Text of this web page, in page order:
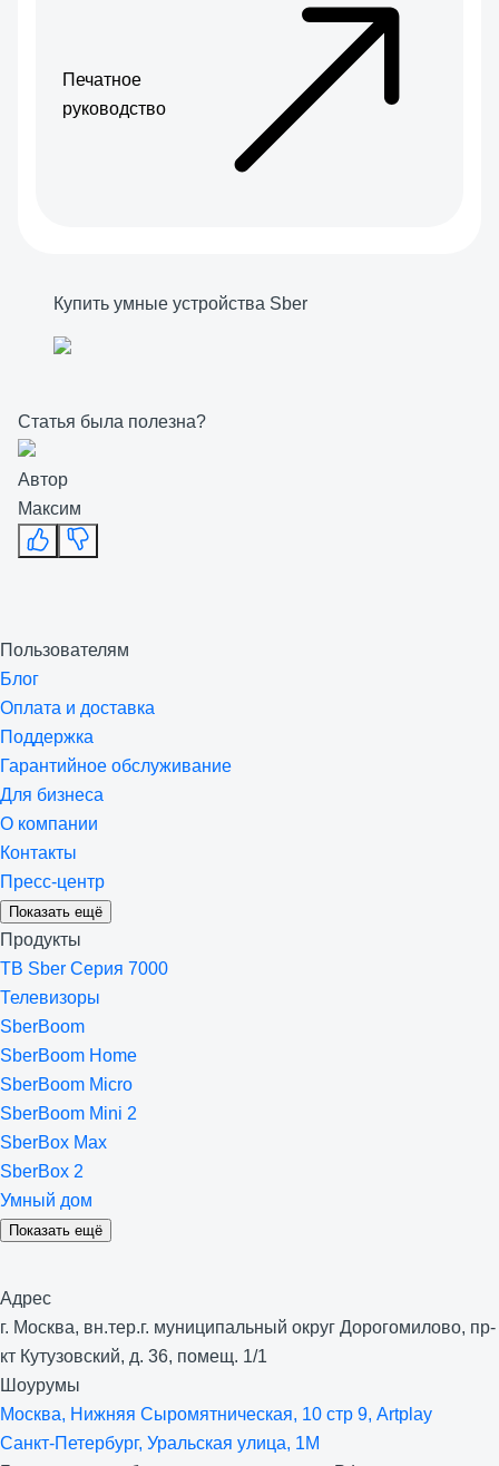
Печатное
руководство
Купить умные устройства Sber
Статья была полезна?
Автор
Максим
Пользователям
Блог
Оплата и доставка
Поддержка
Гарантийное обслуживание
Для бизнеса
О компании
Контакты
Пресс-центр
Показать ещё
Продукты
ТВ Sber Серия 7000
Телевизоры
SberBoom
SberBoom Home
SberBoom Micro
SberBoom Mini 2
SberBox Max
SberBox 2
Умный дом
Показать ещё
Адрес
г. Москва, вн.тер.г. муниципальный округ Дорогомилово, пр-
кт Кутузовский, д. 36, помещ. 1/1
Шоурумы
Москва, Нижняя Сыро­мятническая, 10 стр 9, Artplay
Санкт-Петербург, Уральская улица, 1М